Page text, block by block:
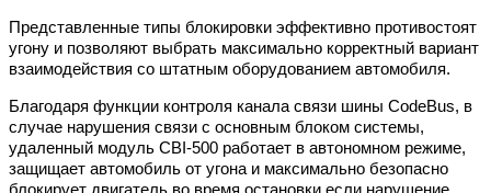
Представленные типы блокировки эффективно противостоят
угону и позволяют выбрать максимально корректный вариант
взаимодействия со штатным оборудованием автомобиля.
Благодаря функции контроля канала связи шины CodeBus, в
случае нарушения связи с основным блоком системы,
удаленный модуль CBI-500 работает в автономном режиме,
защищает автомобиль от угона и максимально безопасно
блокирует двигатель во время остановки если нарушение